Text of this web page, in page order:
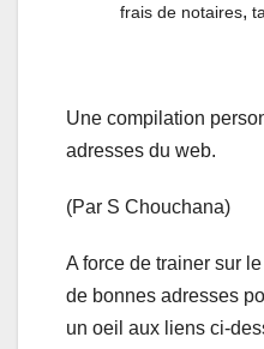
frais de notaires,
Une compilation
adresses du web.
(Par S Chouchana)
A force de trainer sur
de bonnes adresses
un oeil aux liens ci-